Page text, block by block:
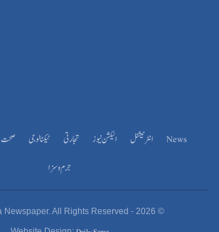
News انٹرنیشنل الیکشن نیوز تجارتی ٹیکنالوجی صحت
جرم و سزا
© 2026 - Daily Sama Newspaper. All Rights Reserved.